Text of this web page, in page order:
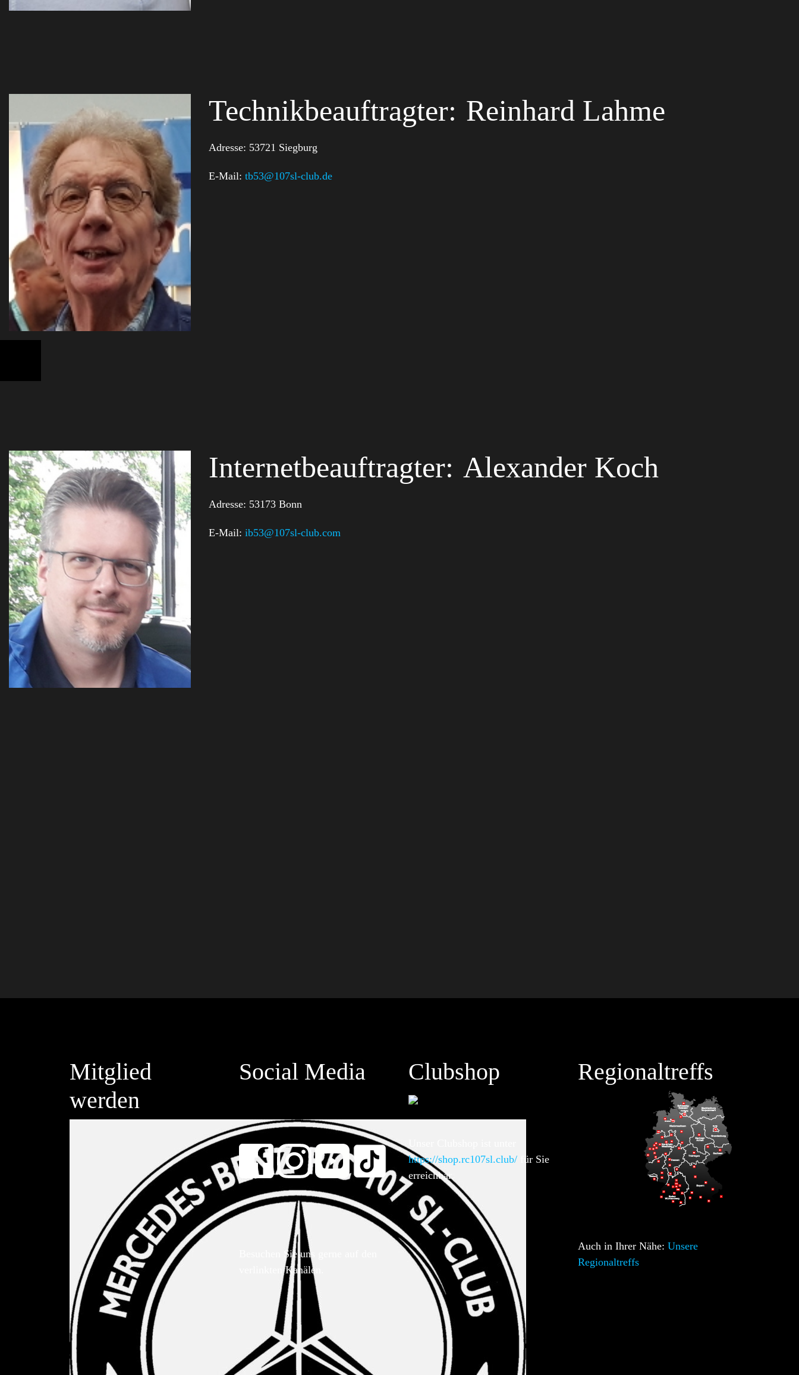
Technikbeauftragter: Reinhard Lahme
Adresse: 53721 Siegburg
E-Mail: tb53@107sl-club.de
Internetbeauftragter: Alexander Koch
Adresse: 53173 Bonn
E-Mail: ib53@107sl-club.com
Mitglied
werden
Social Media
Besuchen Sie uns gerne auf den
verlinkten Kanälen.
Clubshop
https://shop.rc107sl.club/ für Sie
erreichbar.
Regionaltreffs
Auch in Ihrer Nähe: Unsere
Regionaltreffs